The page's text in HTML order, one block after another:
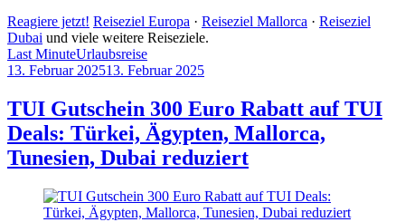
Reagiere jetzt! Reiseziel Europa · Reiseziel Mallorca · Reiseziel
Dubai und viele weitere Reiseziele.
Last MinuteUrlaubsreise
13. Februar 202513. Februar 2025
Allan
TUI Gutschein 300 Euro Rabatt auf TUI
Deals: Türkei, Ägypten, Mallorca,
Tunesien, Dubai reduziert